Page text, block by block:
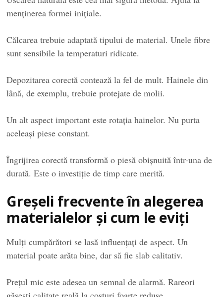
menținerea formei inițiale.
Călcarea trebuie adaptată tipului de material. Unele fibre
sunt sensibile la temperaturi ridicate.
Depozitarea corectă contează la fel de mult. Hainele din
lână, de exemplu, trebuie protejate de molii.
Un alt aspect important este rotația hainelor. Nu purta
aceleași piese constant.
Îngrijirea corectă transformă o piesă obișnuită într-una de
durată. Este o investiție de timp care merită.
Greșeli frecvente în alegerea
materialelor și cum le eviți
Mulți cumpărători se lasă influențați de aspect. Un
material poate arăta bine, dar să fie slab calitativ.
Prețul mic este adesea un semnal de alarmă. Rareori